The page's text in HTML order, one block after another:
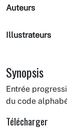
Auteurs
Illustrateurs
Synopsis
Entrée
du code
Télécharger